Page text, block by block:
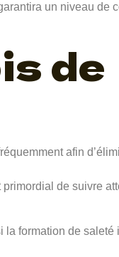
un niveau de
de
afin
de suivre
la formation de saleté